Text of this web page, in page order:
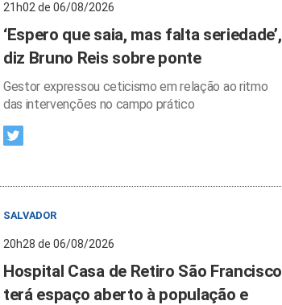
21h02 de 06/08/2026
‘Espero que saia, mas falta seriedade’,
diz Bruno Reis sobre ponte
Gestor expressou ceticismo em relação ao ritmo
das intervenções no campo prático
SALVADOR
20h28 de 06/08/2026
Hospital Casa de Retiro São Francisco
terá espaço aberto à população e